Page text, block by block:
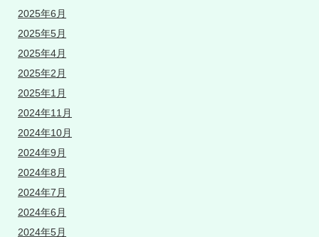
2025年6月
2025年5月
2025年4月
2025年2月
2025年1月
2024年11月
2024年10月
2024年9月
2024年8月
2024年7月
2024年6月
2024年5月